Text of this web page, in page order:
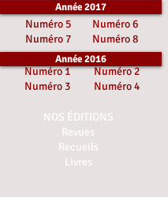
Année 2017
Numéro 5 Numéro 6
Numéro 7 Numéro 8
Année 2016
Numéro 1Numéro 2
Numéro 3 Numéro 4
NOS ÉDITIONS
Revues
Recueils
Livres